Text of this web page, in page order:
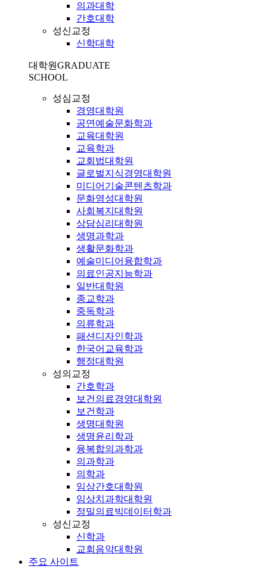
의과대학
간호대학
성신교정
신학대학
대학원GRADUATE
SCHOOL
성심교정
경영대학원
공연예술문화학과
교육대학원
교육학과
교회법대학원
글로벌지식경영대학원
미디어기술콘텐츠학과
문화영성대학원
사회복지대학원
상담심리대학원
생명과학과
생활문화학과
예술미디어융합학과
의료인공지능학과
일반대학원
종교학과
중독학과
의류학과
패션디자인학과
한국어교육학과
행정대학원
성의교정
간호학과
보건의료경영대학원
보건학과
생명대학원
생명윤리학과
융복합의과학과
의과학과
의학과
임상간호대학원
임상치과학대학원
정밀의료빅데이터학과
성신교정
신학과
교회음악대학원
주요 사이트